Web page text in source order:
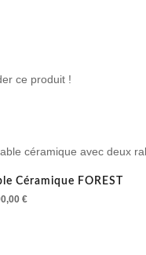
ce produit !
Céramique FOREST
€